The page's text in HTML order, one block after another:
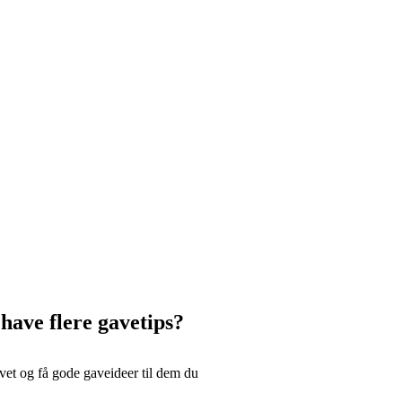
flere gavetips?
og få gode gaveideer til dem du